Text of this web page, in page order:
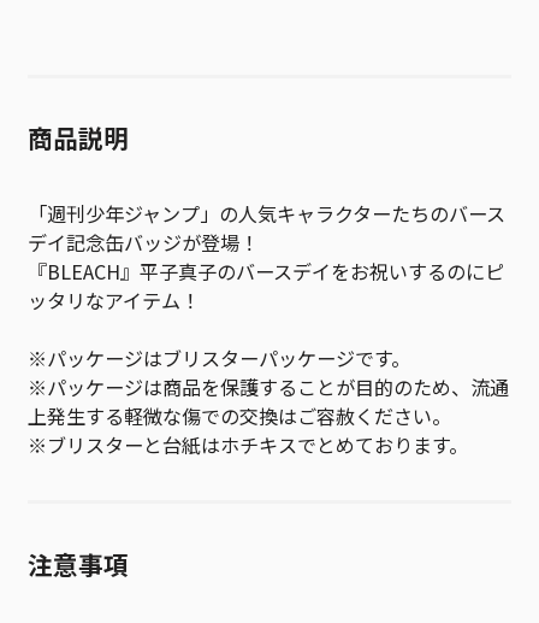
商品説明
「週刊少年ジャンプ」の人気キャラクターたちのバース
デイ記念缶バッジが登場！
『BLEACH』平子真子のバースデイをお祝いするのにピ
ッタリなアイテム！
※パッケージはブリスターパッケージです。
※パッケージは商品を保護することが目的のため、流通
上発生する軽微な傷での交換はご容赦ください。
※ブリスターと台紙はホチキスでとめております。
注意事項